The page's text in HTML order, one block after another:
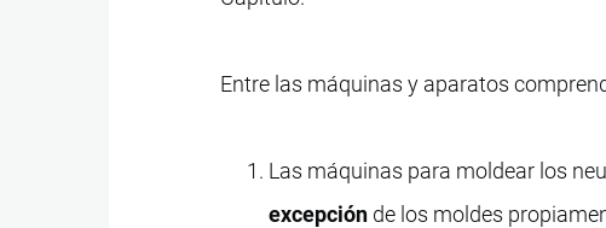
Entre las máquinas y aparatos
Las máquinas para moldear los
excepción de los moldes